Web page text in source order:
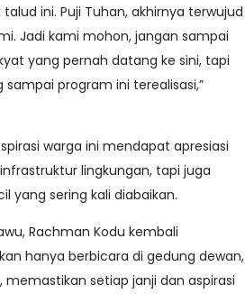
ini. Puji Tuhan, akhirnya terwujud
Jadi kami mohon, jangan sampai
yang pernah datang ke sini, tapi
program ini terealisasi,”
warga ini mendapat apresiasi
lingkungan, tapi juga
yang sering kali diabaikan.
Rachman Kodu kembali
hanya berbicara di gedung dewan,
setiap janji dan aspirasi